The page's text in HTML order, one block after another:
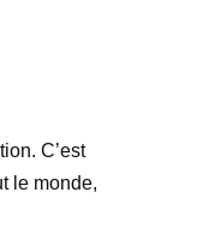
C’est
le monde,